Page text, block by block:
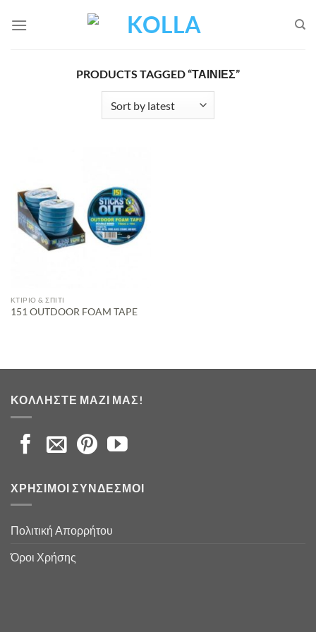
στο
PRODUCTS TAGGED “ΤΑΙΝΊΕΣ”
ΚΤΙΡΙΟ & ΣΠΙΤΙ
151 OUTDOOR FOAM TAPE
ΚΟΛΛΉΣΤΕ ΜΑΖΊ ΜΑΣ!
ΧΡΉΣΙΜΟΙ ΣΎΝΔΕΣΜΟΙ
Πολιτική Απορρήτου
Όροι Χρήσης